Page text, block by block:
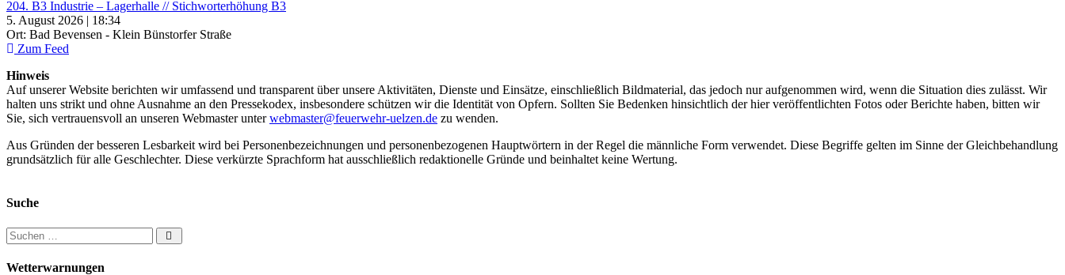
204. B3 Industrie – Lagerhalle // Stichworterhöhung B3
5. August 2026 | 18:34
Ort: Bad Bevensen - Klein Bünstorfer Straße
Zum Feed
Hinweis
Auf unserer Website berichten wir umfassend und transparent über unsere Aktivitäten, Dienste und Einsätze, einschließlich Bildmaterial, das jedoch nur aufgenommen wird, wenn die Situation dies zulässt. Wir
halten uns strikt und ohne Ausnahme an den Pressekodex, insbesondere schützen wir die Identität von Opfern. Sollten Sie Bedenken hinsichtlich der hier veröffentlichten Fotos oder Berichte haben, bitten wir
Sie, sich vertrauensvoll an unseren Webmaster unterwebmaster@feuerwehr-uelzen.de zu wenden.
Aus Gründen der besseren Lesbarkeit wird bei Personenbezeichnungen und personenbezogenen Hauptwörtern in der Regel die männliche Form verwendet. Diese Begriffe gelten im Sinne der Gleichbehandlung
grundsätzlich für alle Geschlechter. Diese verkürzte Sprachform hat ausschließlich redaktionelle Gründe und beinhaltet keine Wertung.
Suche
Suchen nach:
Wetterwarnungen